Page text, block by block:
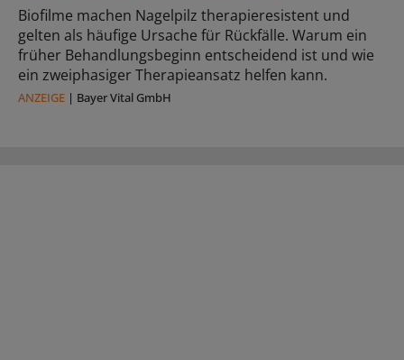
Biofilme machen Nagelpilz therapieresistent und
gelten als häufige Ursache für Rückfälle. Warum ein
früher Behandlungsbeginn entscheidend ist und wie
ein zweiphasiger Therapieansatz helfen kann.
ANZEIGE | Bayer Vital GmbH